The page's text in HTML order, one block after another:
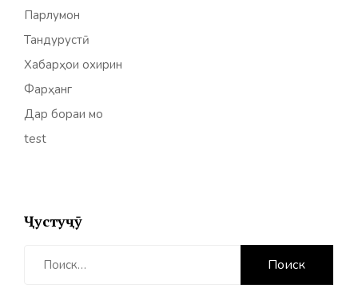
Парлумон
Тандурустӣ
Хабарҳои охирин
Фарҳанг
Дар бораи мо
test
Ҷустуҷӯ